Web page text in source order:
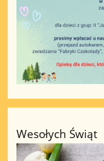
Wesołych Świąt